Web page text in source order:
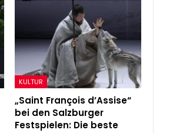
KULTUR
„Saint François d’Assise“
bei den Salzburger
Festspielen: Die beste